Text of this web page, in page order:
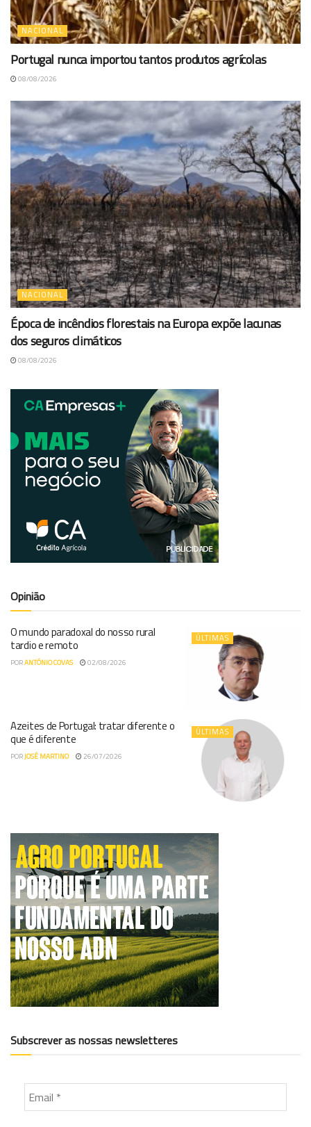
NACIONAL
Portugal nunca importou tantos produtos agrícolas
08/08/2026
NACIONAL
Época de incêndios florestais na Europa expõe lacunas
dos seguros climáticos
08/08/2026
Opinião
ÚLTIMAS
O mundo paradoxal do nosso rural
tardio e remoto
PORANTÓNIO COVAS 02/08/2026
ÚLTIMAS
Azeites de Portugal: tratar diferente o
que é diferente
PORJOSÉ MARTINO 26/07/2026
Subscrever as nossas newsletteres